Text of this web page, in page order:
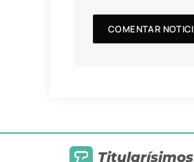
Titularísimos